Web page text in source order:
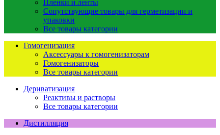
Пленки и ленты
Сопутствующие товары для герметизации и
упаковки
Все товары категории
Гомогенизация
Аксессуары к гомогенизаторам
Гомогенизаторы
Все товары категории
Дериватизация
Реактивы и растворы
Все товары категории
Дистилляция